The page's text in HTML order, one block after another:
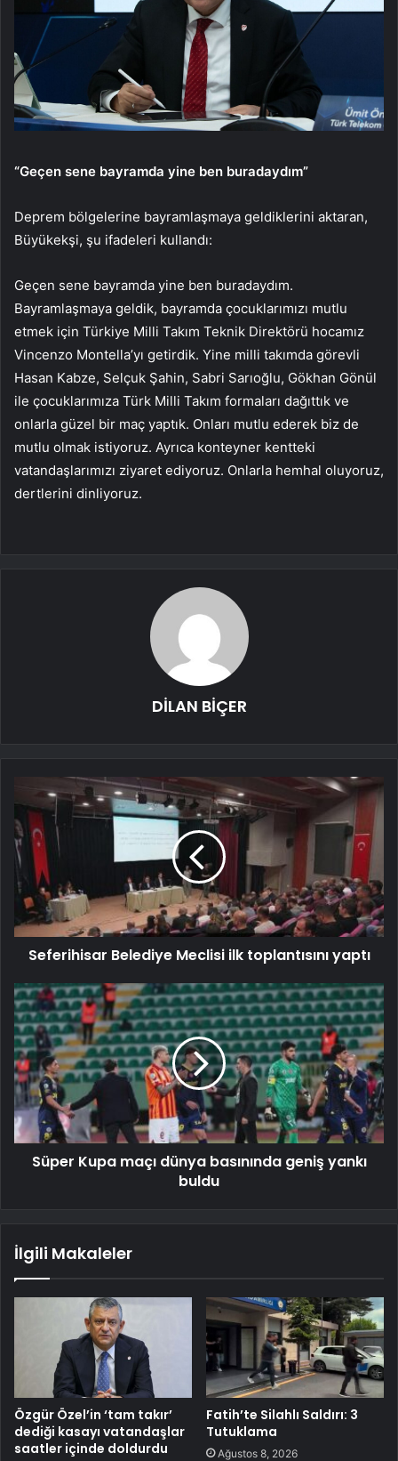
“Geçen sene bayramda yine ben buradaydım”
Deprem bölgelerine bayramlaşmaya geldiklerini aktaran,
Büyükekşi, şu ifadeleri kullandı:
Geçen sene bayramda yine ben buradaydım.
Bayramlaşmaya geldik, bayramda çocuklarımızı mutlu
etmek için Türkiye Milli Takım Teknik Direktörü hocamız
Vincenzo Montella’yı getirdik. Yine milli takımda görevli
Hasan Kabze, Selçuk Şahin, Sabri Sarıoğlu, Gökhan Gönül
ile çocuklarımıza Türk Milli Takım formaları dağıttık ve
onlarla güzel bir maç yaptık. Onları mutlu ederek biz de
mutlu olmak istiyoruz. Ayrıca konteyner kentteki
vatandaşlarımızı ziyaret ediyoruz. Onlarla hemhal oluyoruz,
dertlerini dinliyoruz.
DİLAN BİÇER
Seferihisar Belediye Meclisi ilk toplantısını yaptı
Süper Kupa maçı dünya basınında geniş yankı
buldu
İlgili Makaleler
Özgür Özel’in ‘tam takır’
dediği kasayı vatandaşlar
saatler içinde doldurdu
Fatih’te Silahlı Saldırı: 3
Tutuklama
Ağustos 8, 2026